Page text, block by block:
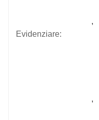
Evidenziare:
,
,